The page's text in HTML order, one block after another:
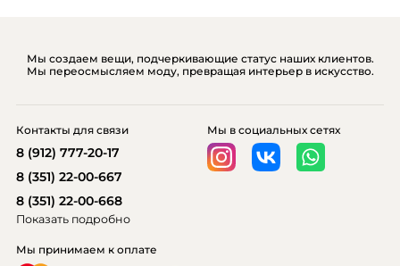
Мы создаем вещи, подчеркивающие статус наших клиентов.
Мы переосмысляем моду, превращая интерьер в искусство.
Мы принимаем к оплате
Мы в социальных сетях
Контакты для связи
8 (912) 777-20-17
8 (351) 22-00-667
8 (351) 22-00-668
Показать подробно